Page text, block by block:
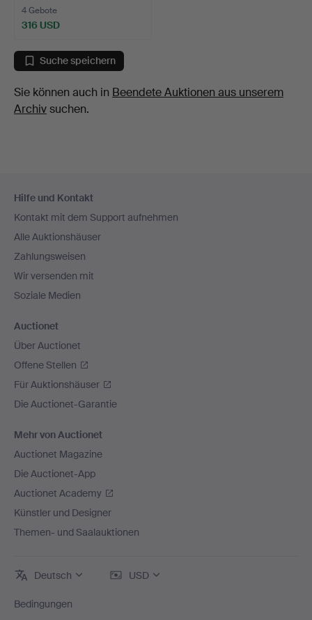
4 Gebote
316 USD
Suche speichern
Sie können auch in Beendete Auktionen aus unserem
Archivsuchen.
Navigation
Hilfe und Kontakt
Kontakt mit dem Support aufnehmen
Alle Auktionshäuser
Zahlungsweisen
Wir versenden mit
Soziale Medien
Auctionet
Über Auctionet
Offene Stellen
Für Auktionshäuser
Die Auctionet-Garantie
Mehr von Auctionet
Auctionet Magazine
Die Auctionet-App
Auctionet Academy
Künstler und Designer
Themen- und Saalauktionen
Deutsch USD
Bedingungen